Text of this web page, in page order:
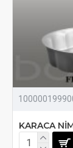
KARACA